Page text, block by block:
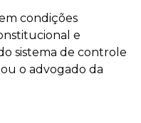
condições
e
sistema de controle
o advogado da